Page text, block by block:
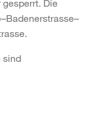
Die
sind